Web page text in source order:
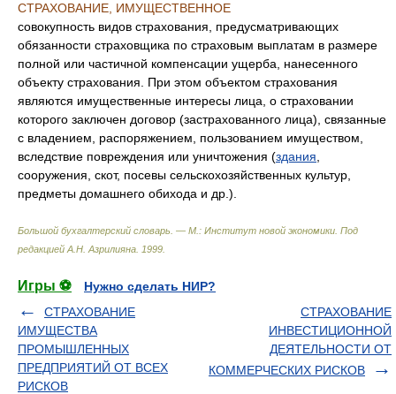
СТРАХОВАНИЕ, ИМУЩЕСТВЕННОЕ
совокупность видов страхования, предусматривающих
обязанности страховщика по страховым выплатам в размере
полной или частичной компенсации ущерба, нанесенного
объекту страхования. При этом объектом страхования
являются имущественные интересы лица, о страховании
которого заключен договор (застрахованного лица), связанные
с владением, распоряжением, пользованием имуществом,
вследствие повреждения или уничтожения (здания
сооружения, скот, посевы сельскохозяйственных культур,
предметы домашнего обихода и др.).
Большой бухгалтерский словарь. — М.: Институт новой экономики Под
редакцией А.Н. Азрилияна 1999
Игры ⚽
Нужно сделать НИР?
СТРАХОВАНИЕ
ИМУЩЕСТВА
ПРОМЫШЛЕННЫХ
ПРЕДПРИЯТИЙ ОТ ВСЕХ
РИСКОВ
СТРАХОВАНИЕ
ИНВЕСТИЦИОННОЙ
ДЕЯТЕЛЬНОСТИ ОТ
КОММЕРЧЕСКИХ РИСКОВ